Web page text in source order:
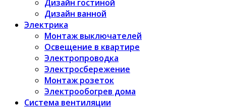
Дизайн гостиной
Дизайн ванной
Электрика
Монтаж выключателей
Освещение в квартире
Электропроводка
Электросбережение
Монтаж розеток
Электрообогрев дома
Система вентиляции